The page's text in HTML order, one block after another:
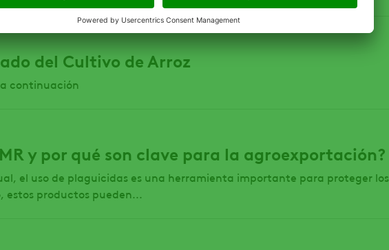
del Cultivo de Arroz
continuación
y por qué son clave para la agroexportación?
el uso de plaguicidas es una herramienta importante para proteger los
estos productos pueden...